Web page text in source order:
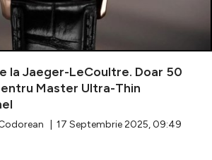
News
la Jaeger-LeCoultre. Doar 50
Master Ultra-Thin
| 17 Septembrie 2025, 09:49